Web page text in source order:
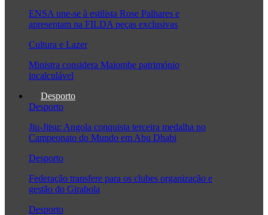
ENSA une-se à estilista Rose Palhares e
apresentam na FILDA peças exclusivas
Cultura e Lazer
Ministra considera Maiombe património
incalculável
Desporto
Desporto
Jiu-Jitsu: Angola conquista terceira medalha no
Campeonato do Mundo em Abu Dhabi
Desporto
Federação transfere para os clubes organização e
gestão do Girabola
Desporto